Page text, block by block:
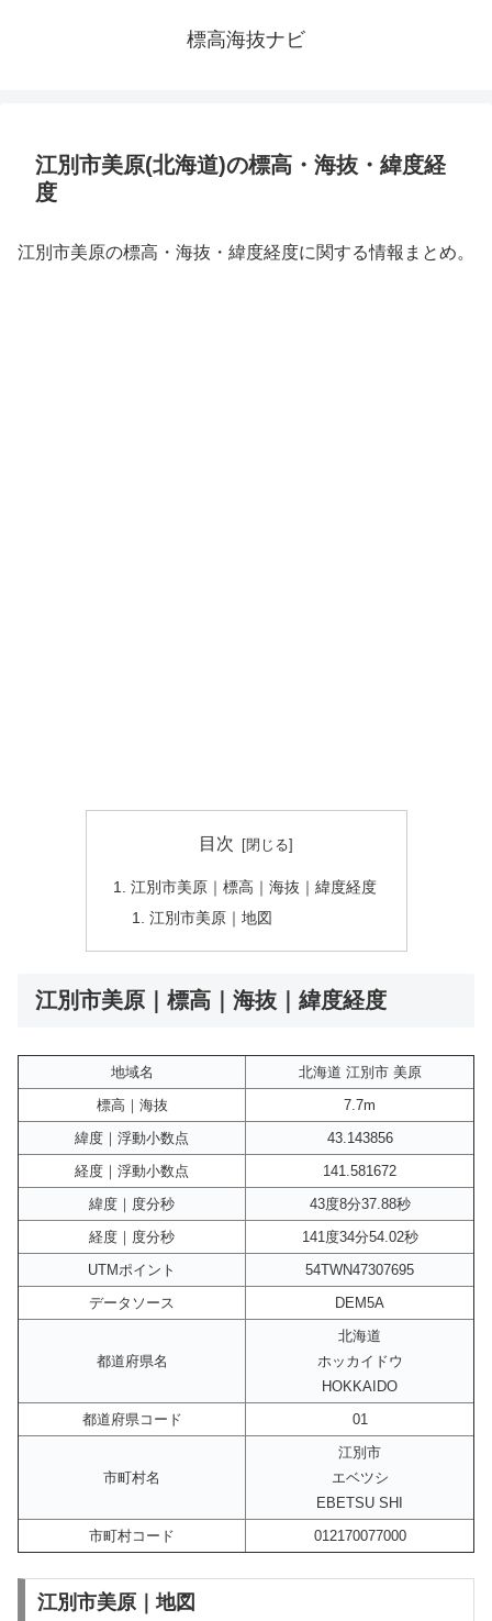
標高海抜ナビ
江別市美原(北海道)の標高・海抜・緯度経
度
江別市美原の標高・海抜・緯度経度に関する情報まとめ。
目次
江別市美原｜標高｜海抜｜緯度経度
江別市美原｜地図
江別市美原｜標高｜海抜｜緯度経度
地域名
北海道 江別市 美原
標高｜海抜
7.7m
緯度｜浮動小数点
43.143856
経度｜浮動小数点
141.581672
緯度｜度分秒
43度8分37.88秒
経度｜度分秒
141度34分54.02秒
UTMポイント
54TWN47307695
データソース
DEM5A
都道府県名
北海道
ホッカイドウ
HOKKAIDO
都道府県コード
01
市町村名
江別市
エベツシ
EBETSU SHI
市町村コード
012170077000
江別市美原｜地図